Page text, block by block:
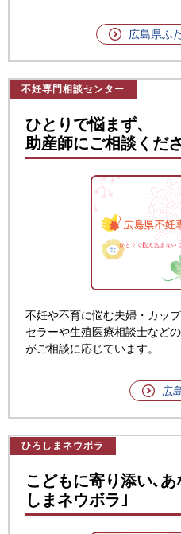
広島県ふ
不妊専門相談センター
ひとりで悩まず、
助産師にご相談くださ
不妊や不育に悩む夫婦・カッ
セラーや生殖医療相談士など
がご相談に応じています。
広
ひろしまネウボラ
こどもに寄り添い､
しまネウボラ｣